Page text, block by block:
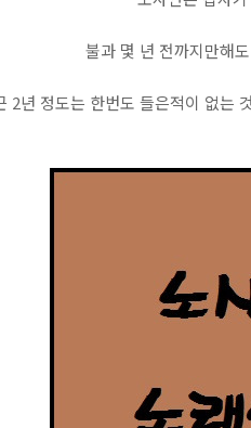
불과 몇 년 전까지만해
2년 정도는 한번도 들은적이 없는